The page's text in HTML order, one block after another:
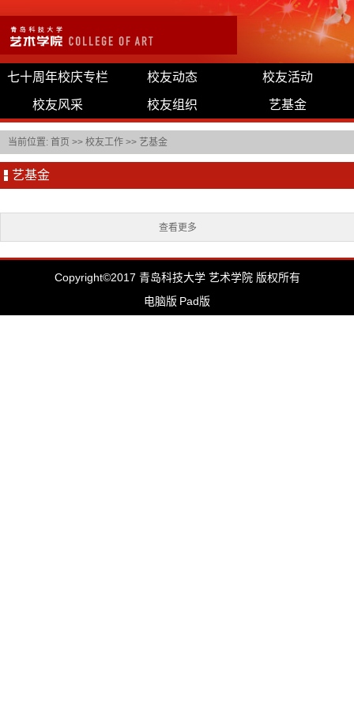
七十周年校庆专栏 校友动态 校友活动
校友风采 校友组织 艺基金
当前位置: 首页 >> 校友工作 >> 艺基金
艺基金
查看更多
Copyright©2017 青岛科技大学 艺术学院 版权所有
电脑版 Pad版